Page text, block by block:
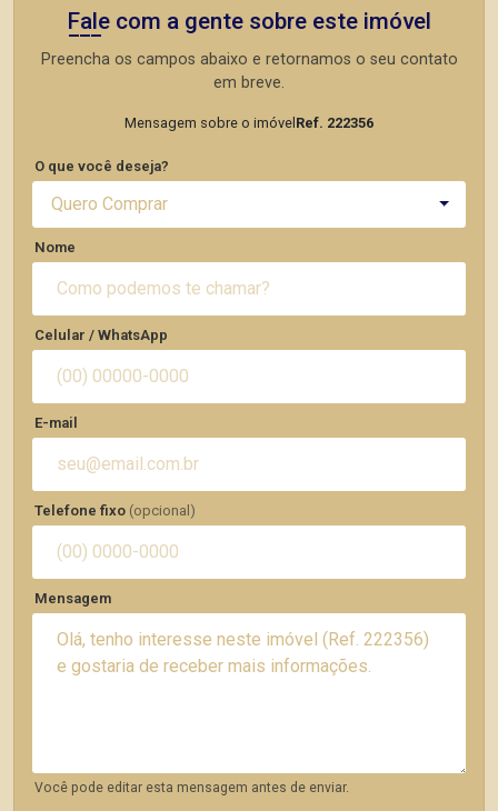
Fale com a gente sobre este imóvel
Preencha os campos abaixo e retornamos o seu contato
em breve.
Mensagem sobre o imóvel Ref. 222356
O que você deseja?
Quero Comprar
Nome
Celular / WhatsApp
E-mail
Telefone fixo (opcional)
Mensagem
Você pode editar esta mensagem antes de enviar.